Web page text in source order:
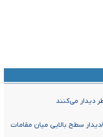
دیدار می‌‌کنند
سطح بالایی میان مقامات